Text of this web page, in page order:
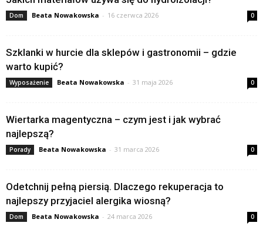
Dom Beata Nowakowska - 16 czerwca 2026 0
Szklanki w hurcie dla sklepów i gastronomii – gdzie
warto kupić?
Wyposażenie Beata Nowakowska - 31 maja 2026 0
Wiertarka magentyczna – czym jest i jak wybrać
najlepszą?
Porady Beata Nowakowska - 31 marca 2026 0
Odetchnij pełną piersią. Dlaczego rekuperacja to
najlepszy przyjaciel alergika wiosną?
Dom Beata Nowakowska - 24 marca 2026 0